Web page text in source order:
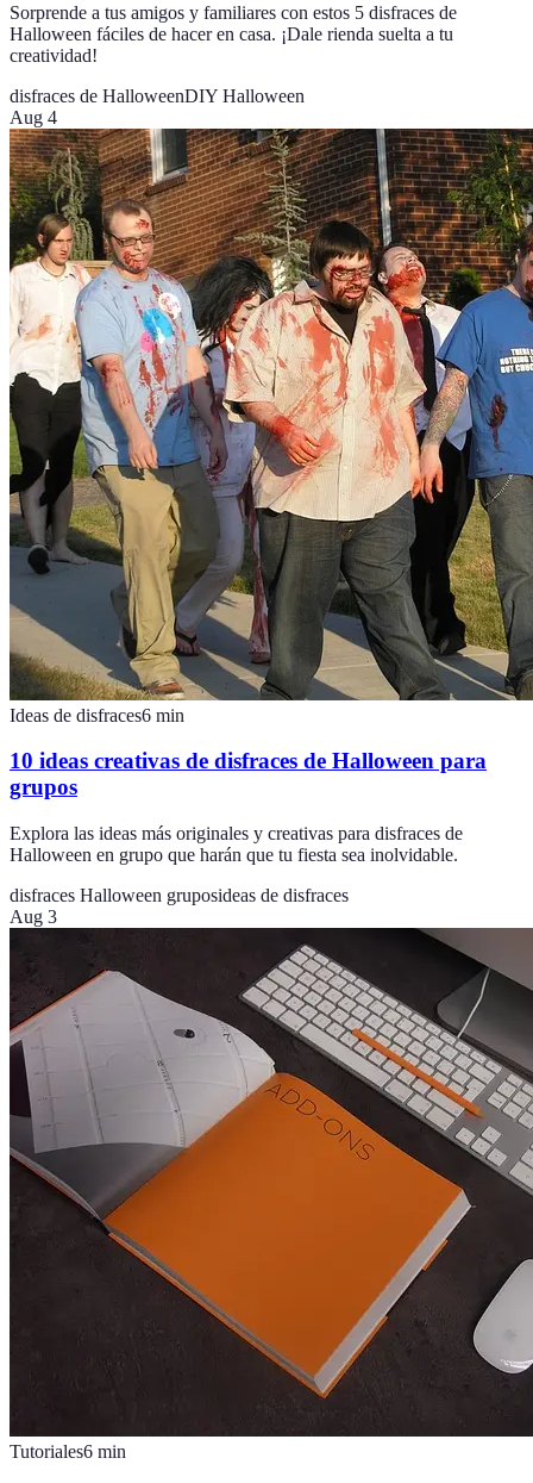
Sorprende a tus amigos y familiares con estos 5 disfraces de
Halloween fáciles de hacer en casa. ¡Dale rienda suelta a tu
creatividad!
disfraces de HalloweenDIY Halloween
Aug 4
Ideas de disfraces6 min
10 ideas creativas de disfraces de Halloween para
grupos
Explora las ideas más originales y creativas para disfraces de
Halloween en grupo que harán que tu fiesta sea inolvidable.
disfraces Halloween gruposideas de disfraces
Aug 3
Tutoriales6 min